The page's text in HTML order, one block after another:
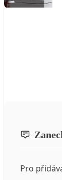
Pro